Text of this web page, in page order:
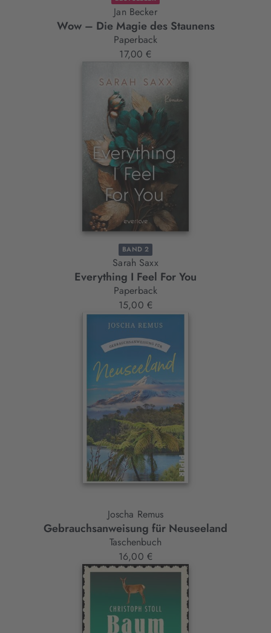
Jan Becker
Wow – Die Magie des Staunens
Paperback
17,00 €
BAND 2
Sarah Saxx
Everything I Feel For You
Paperback
15,00 €
Joscha Remus
Gebrauchsanweisung für Neuseeland
Taschenbuch
16,00 €